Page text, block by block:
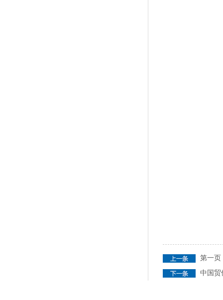
第一页
中国贸